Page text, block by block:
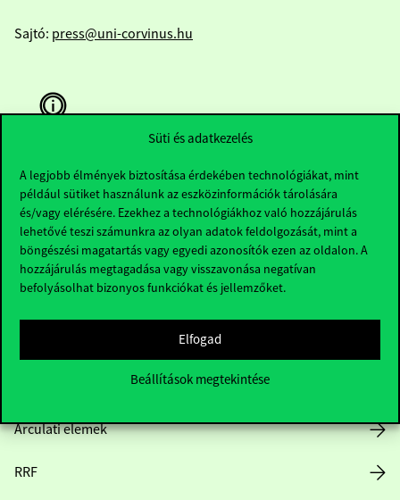
Süti és adatkezelés
A legjobb élmények biztosítása érdekében technológiákat, mint
például sütiket használunk az eszközinformációk tárolására
és/vagy elérésére. Ezekhez a technológiákhoz való hozzájárulás
lehetővé teszi számunkra az olyan adatok feldolgozását, mint a
böngészési magatartás vagy egyedi azonosítók ezen az oldalon. A
hozzájárulás megtagadása vagy visszavonása negatívan
befolyásolhat bizonyos funkciókat és jellemzőket.
Elfogad
Beállítások megtekintése
Sajtó: press@uni-corvinus.hu
Hasznos linkek
Nyitvatartás
Arculati elemek
RRF